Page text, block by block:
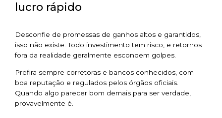
lucro rápido
Desconfie de promessas de ganhos altos e garantidos,
isso não existe. Todo investimento tem risco, e retornos
fora da realidade geralmente escondem golpes.
Prefira sempre corretoras e bancos conhecidos, com
boa reputação e regulados pelos órgãos oficiais.
Quando algo parecer bom demais para ser verdade,
provavelmente é.